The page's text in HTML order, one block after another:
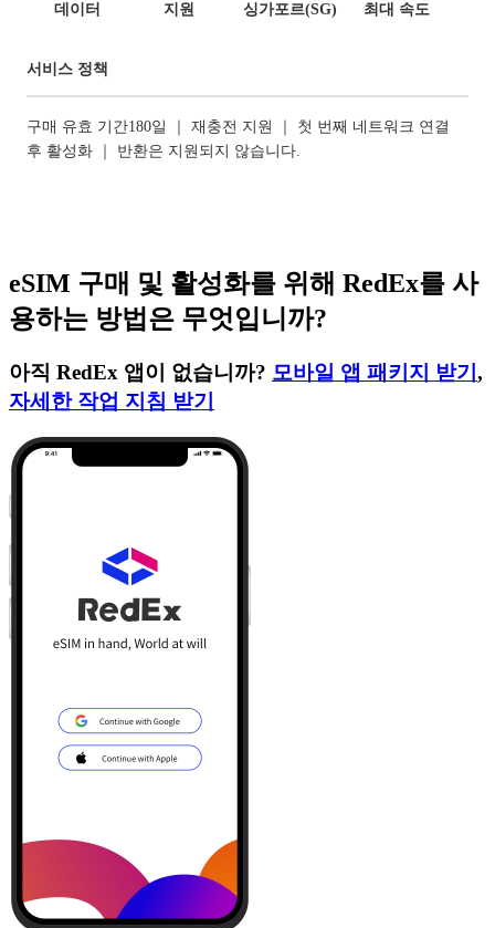
데이터
지원
싱가포르(SG)
최대 속도
서비스 정책
구매 유효 기간180일 ｜ 재충전 지원 ｜ 첫 번째 네트워크 연결
후 활성화 ｜ 반환은 지원되지 않습니다.
eSIM 구매 및 활성화를 위해 RedEx를 사
용하는 방법은 무엇입니까?
아직 RedEx 앱이 없습니까? 모바일 앱 패키지 받기 ,
자세한 작업 지침 받기